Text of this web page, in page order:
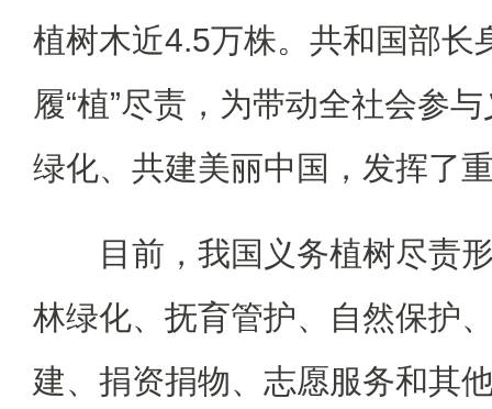
植树木近4.5万株。共和国部长
履“植”尽责，为带动全社会参
绿化、共建美丽中国，发挥了
目前，我国义务植树尽责
林绿化、抚育管护、自然保护
建、捐资捐物、志愿服务和其